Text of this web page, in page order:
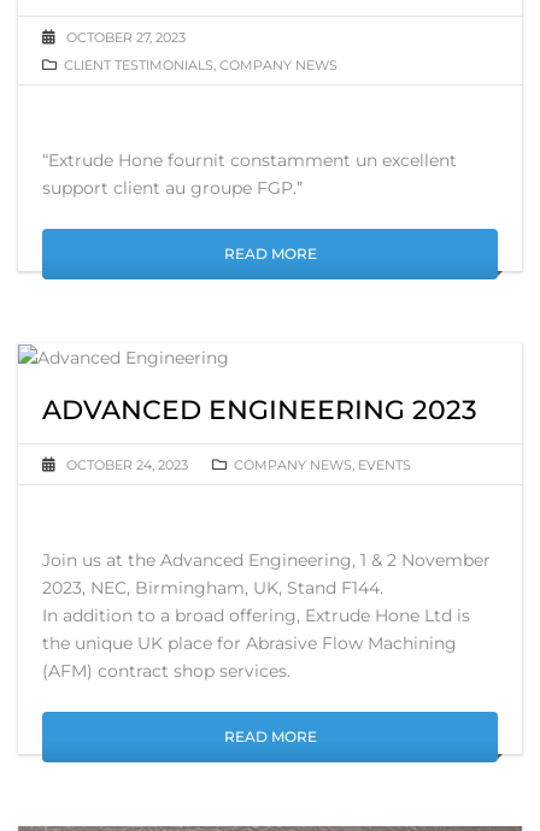
OCTOBER 27, 2023
CLIENT TESTIMONIALS COMPANY NEWS
“Extrude Hone fournit constamment un excellent
support client au groupe FGP.”
READ MORE
ADVANCED ENGINEERING 2023
OCTOBER 24, 2023 COMPANY NEWS EVENTS
Join us at the Advanced Engineering, 1 & 2 November
2023, NEC, Birmingham, UK, Stand F144.
In addition to a broad offering, Extrude Hone Ltd is
the unique UK place for Abrasive Flow Machining
(AFM) contract shop services.
READ MORE